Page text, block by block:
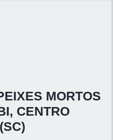
MORTOS
CENTRO